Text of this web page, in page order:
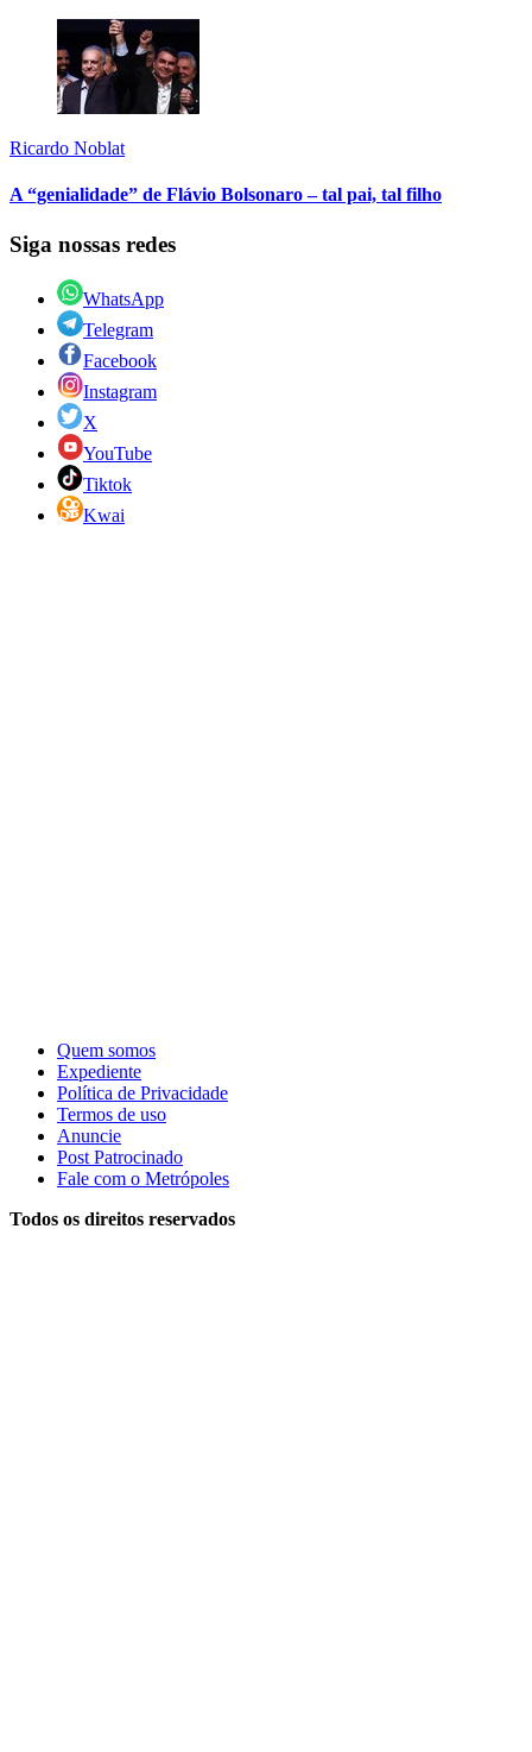
Ricardo Noblat
A “genialidade” de Flávio Bolsonaro – tal pai, tal filho
Siga nossas redes
WhatsApp
Telegram
Facebook
Instagram
X
YouTube
Tiktok
Kwai
Quem somos
Expediente
Política de Privacidade
Termos de uso
Anuncie
Post Patrocinado
Fale com o Metrópoles
Todos os direitos reservados